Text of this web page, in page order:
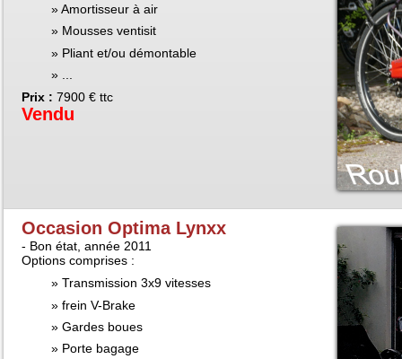
Amortisseur à air
Mousses ventisit
Pliant et/ou démontable
Prix : 7900 € ttc
Vendu
Occasion Optima Lynxx
- Bon état, année 2011
Options comprises :
Transmission 3x9 vitesses
frein V-Brake
Gardes boues
Porte bagage